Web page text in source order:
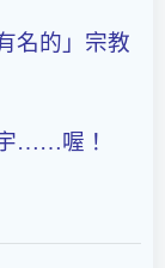
名的」宗教
……喔！